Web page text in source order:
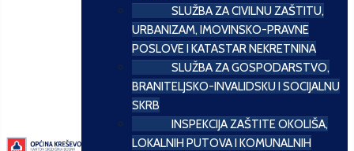
SLUŽBA ZA CIVILNU ZAŠTITU,
URBANIZAM, IMOVINSKO-PRAVNE
POSLOVE I KATASTAR NEKRETNINA
SLUŽBA ZA GOSPODARSTVO,
BRANITELJSKO-INVALIDSKU I SOCIJALNU
SKRB
INSPEKCIJA ZAŠTITE OKOLIŠA,
LOKALNIH PUTOVA I KOMUNALNIH